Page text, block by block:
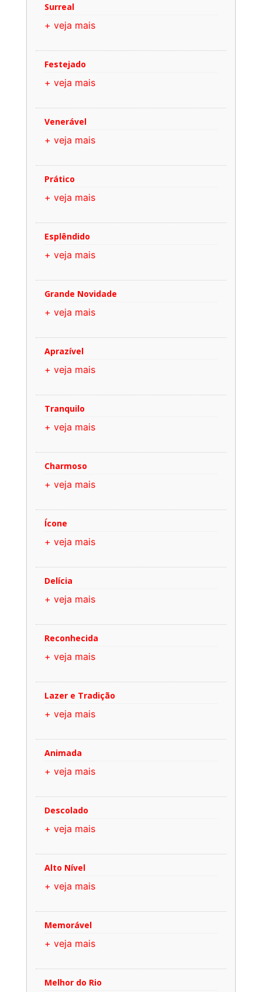
Surreal
+ veja mais
Festejado
+ veja mais
Venerável
+ veja mais
Prático
+ veja mais
Esplêndido
+ veja mais
Grande Novidade
+ veja mais
Aprazível
+ veja mais
Tranquilo
+ veja mais
Charmoso
+ veja mais
Ícone
+ veja mais
Delícia
+ veja mais
Reconhecida
+ veja mais
Lazer e Tradição
+ veja mais
Animada
+ veja mais
Descolado
+ veja mais
Alto Nível
+ veja mais
Memorável
+ veja mais
Melhor do Rio